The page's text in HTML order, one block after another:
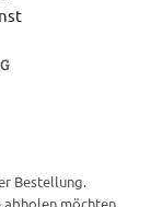
Bestellung.
abholen möchten,